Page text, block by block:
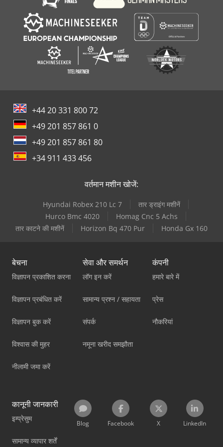
+44 20 331 800 72
+49 201 857 861 0
+49 201 857 861 80
+34 911 433 456
वर्तमान मशीन खोजें:
Hyundai Robex 210 Lc 7
तार ड्राइंग मशीनें
Hurco Bmc 4020
Homag Cnc 5 Achs
तार काटने की मशीनें
Horizon Bq 470 Pur Honda Gx 160
बेचना
विज्ञापन प्रकाशित करना
विज्ञापन प्रबंधित करें
विज्ञापन बुक करें
विश्वास की मुहर
नीलामी जमा करें
सेवा और समर्थन
लॉग इन करें
सामान्य प्रश्न / सहायता
संपर्क
नमूना खरीद समझौता
कंपनी
हमारे बारे में
प्रेस
नौकरियां
कानूनी जानकारी
इम्प्रेसुम
सामान्य व्यापार शर्तें
Blog Facebook X LinkedIn